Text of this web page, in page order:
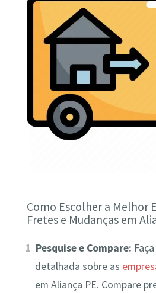
Como Escolher a Melhor
Fretes e Mudanças em
Pesquise e Compare:
detalhada sobre as
em Aliança PE. Compare